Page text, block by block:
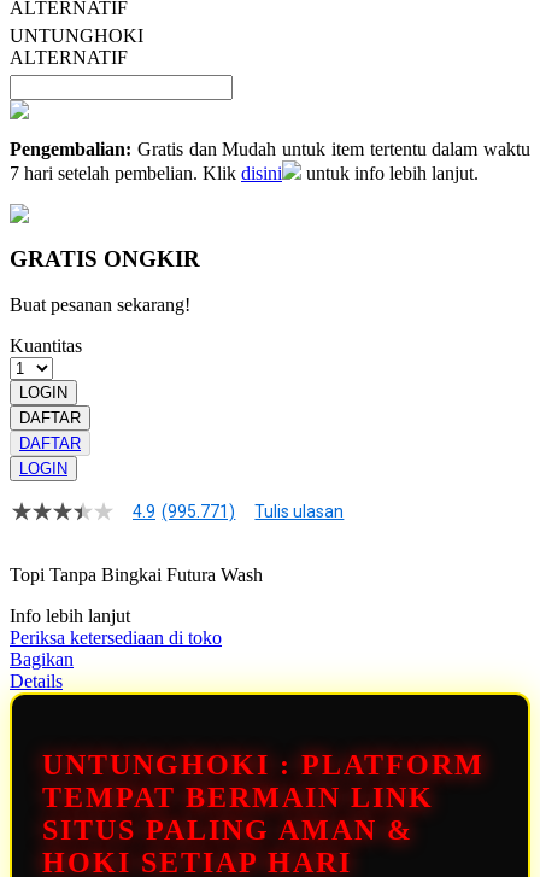
ALTERNATIF
UNTUNGHOKI
ALTERNATIF
Pengembalian: Gratis dan Mudah untuk item tertentu dalam waktu
7 hari setelah pembelian. Klik disini untuk info lebih lanjut.
GRATIS ONGKIR
Buat pesanan sekarang!
Kuantitas
LOGIN
DAFTAR
DAFTAR
LOGIN
4.9
bintang,
rating
rata-
rata.
Read
13
halaman
yang
sama.
4.9 (995.771) Tulis ulasan
Topi Tanpa Bingkai Futura Wash
Info lebih lanjut
Periksa ketersediaan di toko
Bagikan
Details
UNTUNGHOKI : PLATFORM
TEMPAT BERMAIN LINK
SITUS PALING AMAN &
HOKI SETIAP HARI